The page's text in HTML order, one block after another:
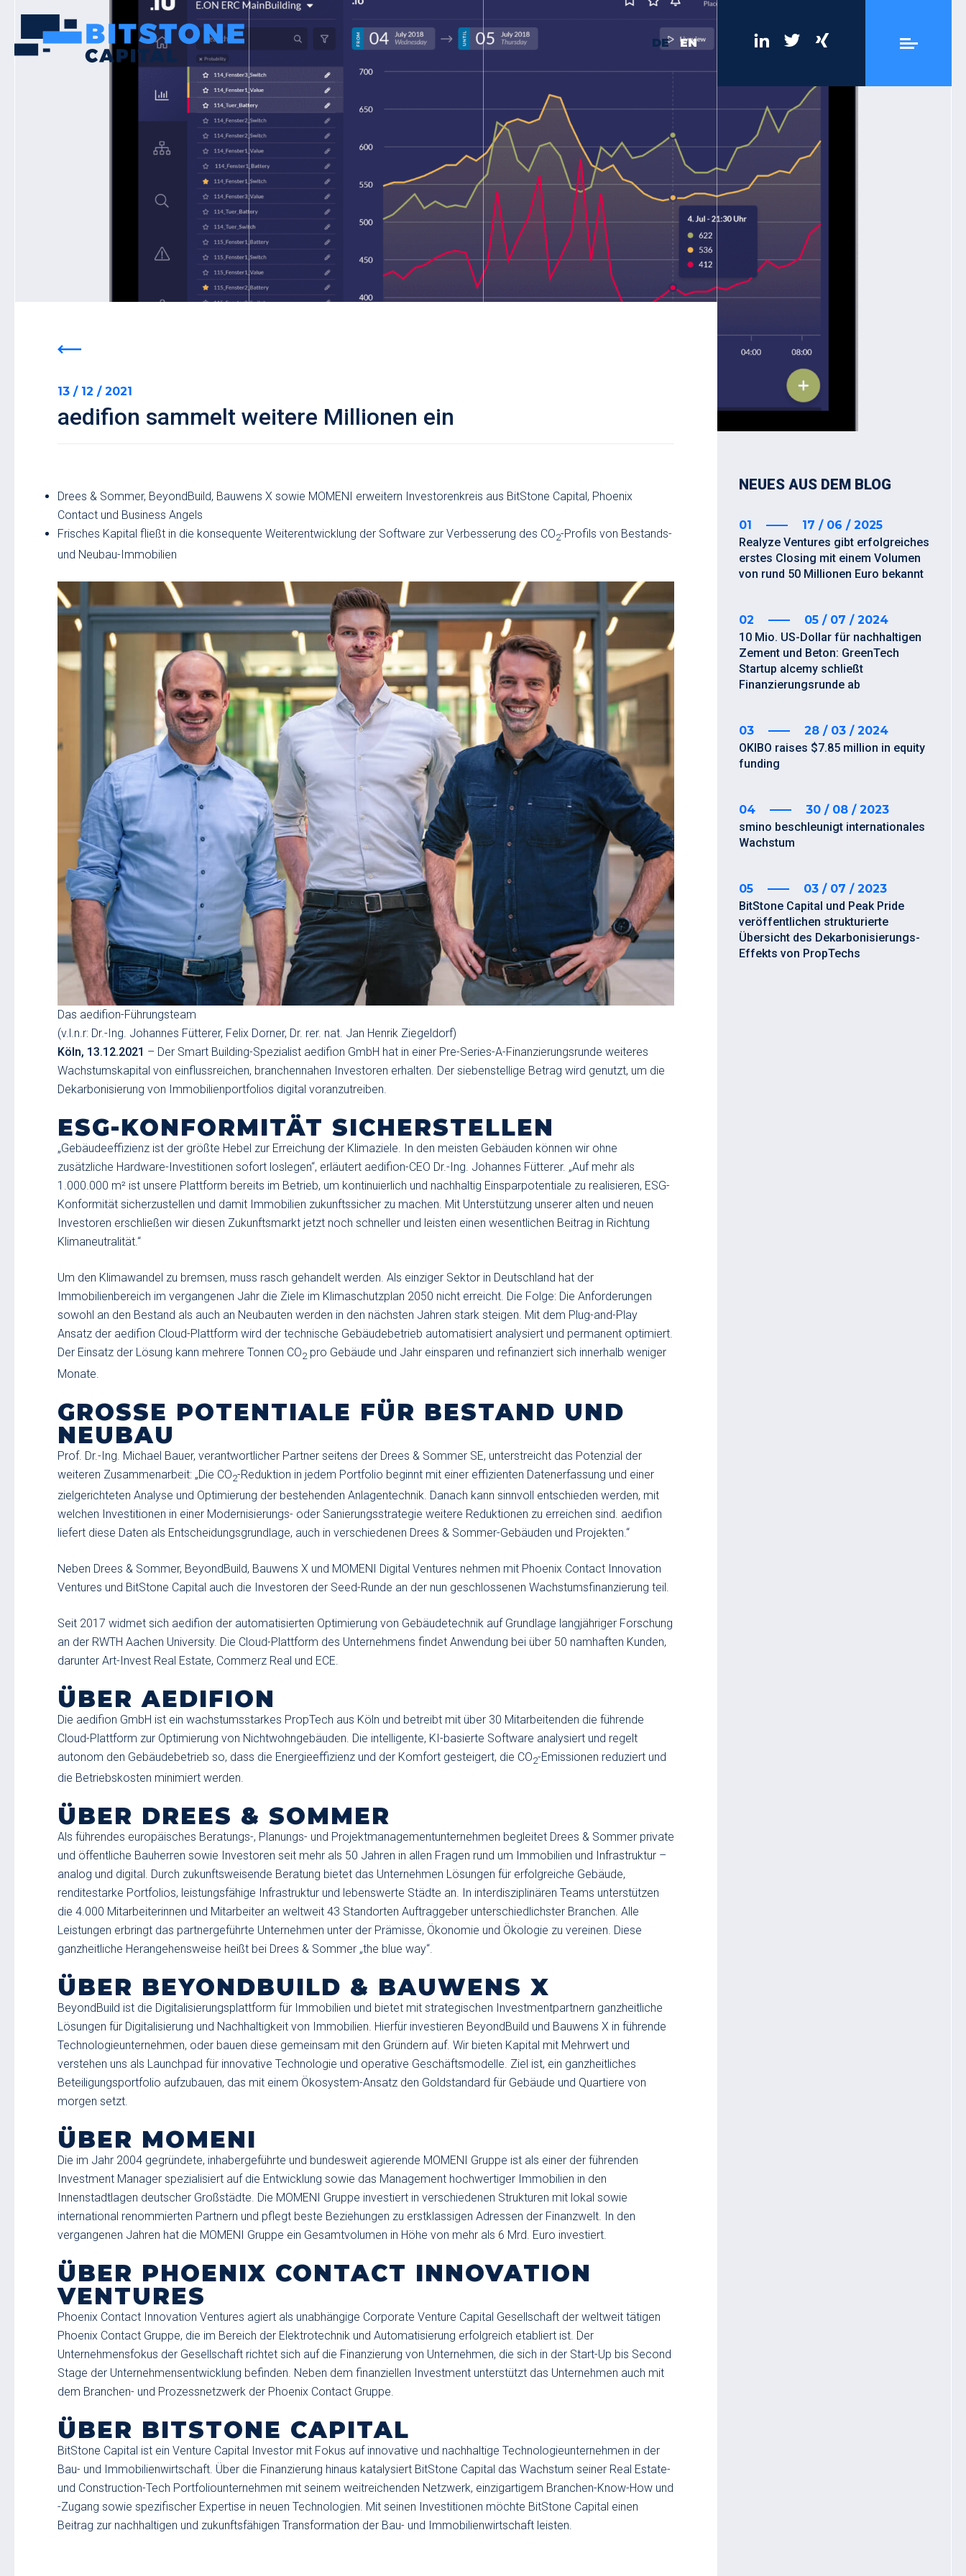
DE EN
13 / 12 / 2021
aedifion sammelt weitere Millionen ein
Drees & Sommer, BeyondBuild, Bauwens X sowie MOMENI erweitern Investorenkreis aus BitStone Capital, Phoenix
Contact und Business Angels
Frisches Kapital fließt in die konsequente Weiterentwicklung der Software zur Verbesserung des CO2-Profils von Bestands-
und Neubau-Immobilien
Das aedifion-Führungsteam
(v.l.n.r: Dr.-Ing. Johannes Fütterer, Felix Dorner, Dr. rer. nat. Jan Henrik Ziegeldorf)
Köln, 13.12.2021 – Der Smart Building-Spezialist aedifion GmbH hat in einer Pre-Series-A-Finanzierungsrunde weiteres
Wachstumskapital von einflussreichen, branchennahen Investoren erhalten. Der siebenstellige Betrag wird genutzt, um die
Dekarbonisierung von Immobilienportfolios digital voranzutreiben.
ESG-KONFORMITÄT SICHERSTELLEN
„Gebäudeeffizienz ist der größte Hebel zur Erreichung der Klimaziele. In den meisten Gebäuden können wir ohne
zusätzliche Hardware-Investitionen sofort loslegen“, erläutert aedifion-CEO Dr.-Ing. Johannes Fütterer. „Auf mehr als
1.000.000 m² ist unsere Plattform bereits im Betrieb, um kontinuierlich und nachhaltig Einsparpotentiale zu realisieren, ESG-
Konformität sicherzustellen und damit Immobilien zukunftssicher zu machen. Mit Unterstützung unserer alten und neuen
Investoren erschließen wir diesen Zukunftsmarkt jetzt noch schneller und leisten einen wesentlichen Beitrag in Richtung
Klimaneutralität.“
Um den Klimawandel zu bremsen, muss rasch gehandelt werden. Als einziger Sektor in Deutschland hat der
Immobilienbereich im vergangenen Jahr die Ziele im Klimaschutzplan 2050 nicht erreicht. Die Folge: Die Anforderungen
sowohl an den Bestand als auch an Neubauten werden in den nächsten Jahren stark steigen. Mit dem Plug-and-Play
Ansatz der aedifion Cloud-Plattform wird der technische Gebäudebetrieb automatisiert analysiert und permanent optimiert.
Der Einsatz der Lösung kann mehrere Tonnen CO2 pro Gebäude und Jahr einsparen und refinanziert sich innerhalb weniger
Monate.
GROSSE POTENTIALE FÜR BESTAND UND N
EUBAU
Prof. Dr.-Ing. Michael Bauer, verantwortlicher Partner seitens der Drees & Sommer SE, unterstreicht das Potenzial der
weiteren Zusammenarbeit: „Die CO2-Reduktion in jedem Portfolio beginnt mit einer effizienten Datenerfassung und einer
zielgerichteten Analyse und Optimierung der bestehenden Anlagentechnik. Danach kann sinnvoll entschieden werden, mit
welchen Investitionen in einer Modernisierungs- oder Sanierungsstrategie weitere Reduktionen zu erreichen sind. aedifion
liefert diese Daten als Entscheidungsgrundlage, auch in verschiedenen Drees & Sommer-Gebäuden und Projekten.“
Neben Drees & Sommer, BeyondBuild, Bauwens X und MOMENI Digital Ventures nehmen mit Phoenix Contact Innovation
Ventures und BitStone Capital auch die Investoren der Seed-Runde an der nun geschlossenen Wachstumsfinanzierung teil.
Seit 2017 widmet sich aedifion der automatisierten Optimierung von Gebäudetechnik auf Grundlage langjähriger Forschung
an der RWTH Aachen University. Die Cloud-Plattform des Unternehmens findet Anwendung bei über 50 namhaften Kunden,
darunter Art-Invest Real Estate, Commerz Real und ECE.
ÜBER AEDIFION
Die aedifion GmbH ist ein wachstumsstarkes PropTech aus Köln und betreibt mit über 30 Mitarbeitenden die führende
Cloud-Plattform zur Optimierung von Nichtwohngebäuden. Die intelligente, KI-basierte Software analysiert und regelt
autonom den Gebäudebetrieb so, dass die Energieeffizienz und der Komfort gesteigert, die CO2-Emissionen reduziert und
die Betriebskosten minimiert werden.
ÜBER DREES & SOMMER
Als führendes europäisches Beratungs-, Planungs- und Projektmanagementunternehmen begleitet Drees & Sommer private
und öffentliche Bauherren sowie Investoren seit mehr als 50 Jahren in allen Fragen rund um Immobilien und Infrastruktur –
analog und digital. Durch zukunftsweisende Beratung bietet das Unternehmen Lösungen für erfolgreiche Gebäude,
renditestarke Portfolios, leistungsfähige Infrastruktur und lebenswerte Städte an. In interdisziplinären Teams unterstützen
die 4.000 Mitarbeiterinnen und Mitarbeiter an weltweit 43 Standorten Auftraggeber unterschiedlichster Branchen. Alle
Leistungen erbringt das partnergeführte Unternehmen unter der Prämisse, Ökonomie und Ökologie zu vereinen. Diese
ganzheitliche Herangehensweise heißt bei Drees & Sommer „the blue way“.
ÜBER BEYONDBUILD & BAUWENS X
BeyondBuild ist die Digitalisierungsplattform für Immobilien und bietet mit strategischen Investmentpartnern ganzheitliche
Lösungen für Digitalisierung und Nachhaltigkeit von Immobilien. Hierfür investieren BeyondBuild und Bauwens X in führende
Technologieunternehmen, oder bauen diese gemeinsam mit den Gründern auf. Wir bieten Kapital mit Mehrwert und
verstehen uns als Launchpad für innovative Technologie und operative Geschäftsmodelle. Ziel ist, ein ganzheitliches
Beteiligungsportfolio aufzubauen, das mit einem Ökosystem-Ansatz den Goldstandard für Gebäude und Quartiere von
morgen setzt.
ÜBER MOMENI
Die im Jahr 2004 gegründete, inhabergeführte und bundesweit agierende MOMENI Gruppe ist als einer der führenden
Investment Manager spezialisiert auf die Entwicklung sowie das Management hochwertiger Immobilien in den
Innenstadtlagen deutscher Großstädte. Die MOMENI Gruppe investiert in verschiedenen Strukturen mit lokal sowie
international renommierten Partnern und pflegt beste Beziehungen zu erstklassigen Adressen der Finanzwelt. In den
vergangenen Jahren hat die MOMENI Gruppe ein Gesamtvolumen in Höhe von mehr als 6 Mrd. Euro investiert.
ÜBER PHOENIX CONTACT INNOVATION
VENTURES
Phoenix Contact Innovation Ventures agiert als unabhängige Corporate Venture Capital Gesellschaft der weltweit tätigen
Phoenix Contact Gruppe, die im Bereich der Elektrotechnik und Automatisierung erfolgreich etabliert ist. Der
Unternehmensfokus der Gesellschaft richtet sich auf die Finanzierung von Unternehmen, die sich in der Start-Up bis Second
Stage der Unternehmensentwicklung befinden. Neben dem finanziellen Investment unterstützt das Unternehmen auch mit
dem Branchen- und Prozessnetzwerk der Phoenix Contact Gruppe.
ÜBER BITSTONE CAPITAL
BitStone Capital ist ein Venture Capital Investor mit Fokus auf innovative und nachhaltige Technologieunternehmen in der
Bau- und Immobilienwirtschaft. Über die Finanzierung hinaus katalysiert BitStone Capital das Wachstum seiner Real Estate-
und Construction-Tech Portfoliounternehmen mit seinem weitreichenden Netzwerk, einzigartigem Branchen-Know-How und
-Zugang sowie spezifischer Expertise in neuen Technologien. Mit seinen Investitionen möchte BitStone Capital einen
Beitrag zur nachhaltigen und zukunftsfähigen Transformation der Bau- und Immobilienwirtschaft leisten.
NEUES AUS DEM BLOG
01
17 / 06 / 2025
Realyze Ventures gibt erfolgreiches
erstes Closing mit einem Volumen
von rund 50 Millionen Euro bekannt
02
05 / 07 / 2024
10 Mio. US-Dollar für nachhaltigen
Zement und Beton: GreenTech
Startup alcemy schließt
Finanzierungsrunde ab
03
28 / 03 / 2024
OKIBO raises $7.85 million in equity
funding
04
30 / 08 / 2023
smino beschleunigt internationales
Wachstum
05
03 / 07 / 2023
BitStone Capital und Peak Pride
veröffentlichen strukturierte
Übersicht des Dekarbonisierungs-
Effekts von PropTechs